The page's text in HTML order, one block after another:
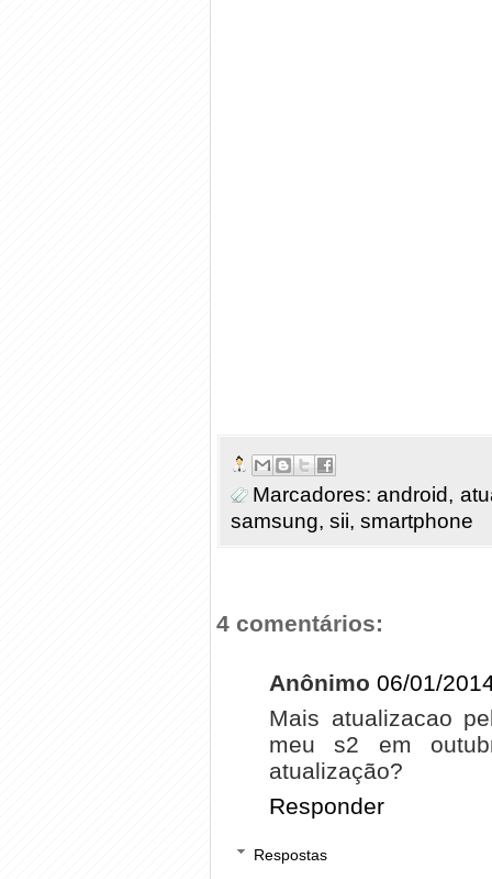
Marcadores:android,
samsung, sii, smartphone
4 comentários:
Anônimo 06/01/
Mais atualizacao
meu s2 em
atualização?
Responder
Respostas